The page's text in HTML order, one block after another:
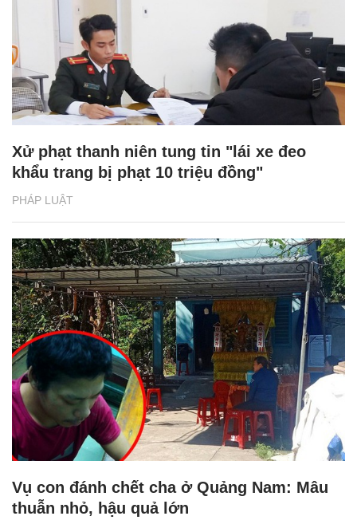
PHÁP LUẬT
Xử phạt thanh niên tung tin "lái xe đeo
khẩu trang bị phạt 10 triệu đồng"
Vụ con đánh chết cha ở Quảng Nam: Mâu
thuẫn nhỏ, hậu quả lớn